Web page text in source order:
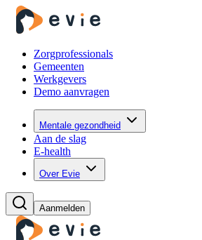
Zorgprofessionals
Gemeenten
Werkgevers
Demo aanvragen
Mentale gezondheid
Aan de slag
E-health
Over Evie
Aanmelden